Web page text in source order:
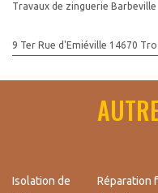
Travaux de zinguerie Barbeville
9 Ter Rue d'Emiéville 14670
Isolation de
Réparation